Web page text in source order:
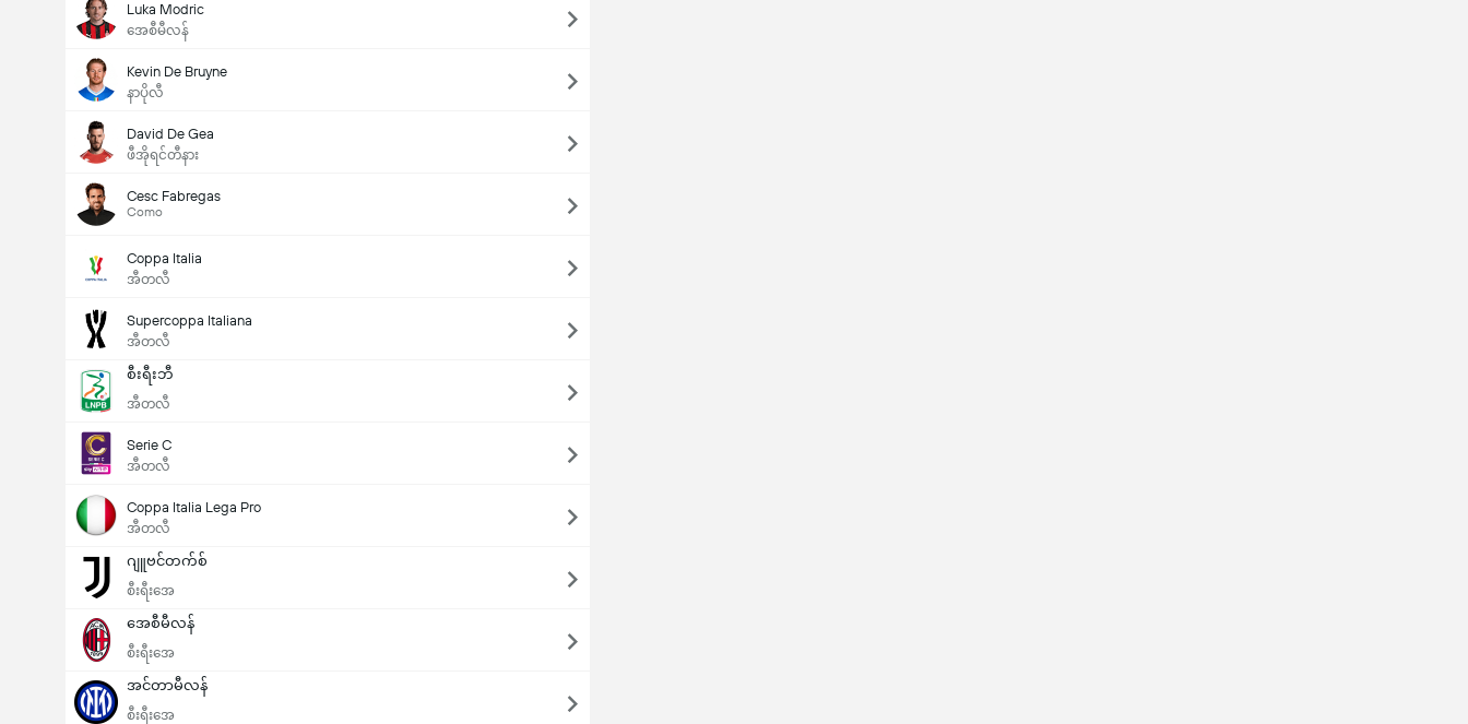
Luka Modric
အေစီမီလန်
Kevin De Bruyne
နာပိုလီ
David De Gea
ဖီအိုရင်တီနား
Cesc Fabregas
Como
Coppa Italia
အီတလီ
Supercoppa Italiana
အီတလီ
စီးရီးဘီ
အီတလီ
Serie C
အီတလီ
Coppa Italia Lega Pro
အီတလီ
ဂျူဗင်တက်စ်
စီးရီးအေ
အေစီမီလန်
စီးရီးအေ
အင်တာမီလန်
စီးရီးအေ